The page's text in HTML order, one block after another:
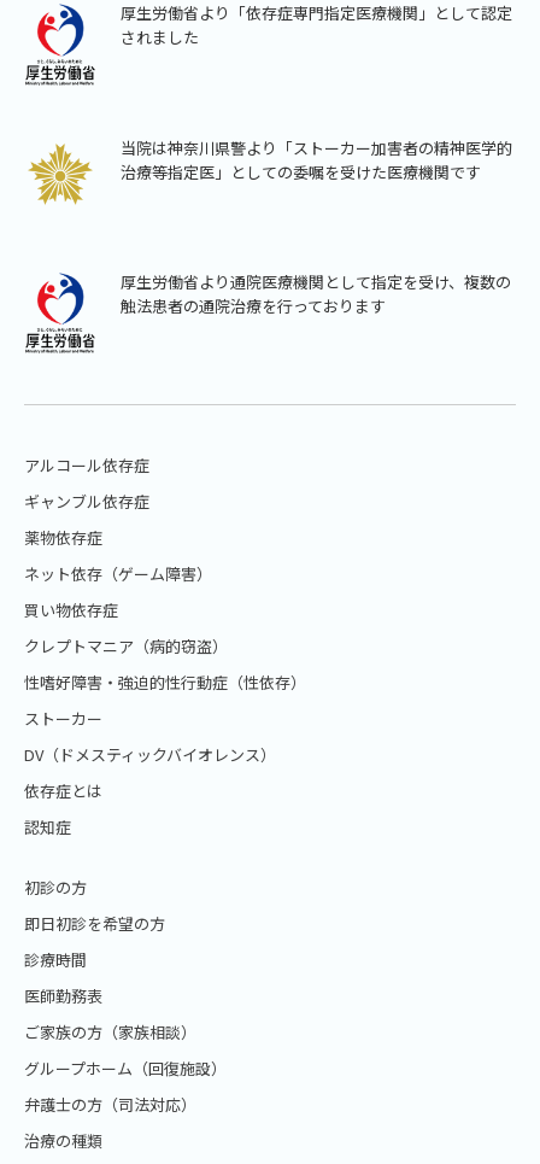
厚生労働省より「依存症専門指定医療機関」として認定
されました
当院は神奈川県警より「ストーカー加害者の精神医学的
治療等指定医」としての委嘱を受けた医療機関です
厚生労働省より通院医療機関として指定を受け、複数の
触法患者の通院治療を行っております
アルコール依存症
ギャンブル依存症
薬物依存症
ネット依存（ゲーム障害）
買い物依存症
クレプトマニア（病的窃盗）
性嗜好障害・強迫的性行動症（性依存）
ストーカー
DV（ドメスティックバイオレンス）
依存症とは
認知症
初診の方
即日初診を希望の方
診療時間
医師勤務表
ご家族の方（家族相談）
グループホーム（回復施設）
弁護士の方（司法対応）
治療の種類